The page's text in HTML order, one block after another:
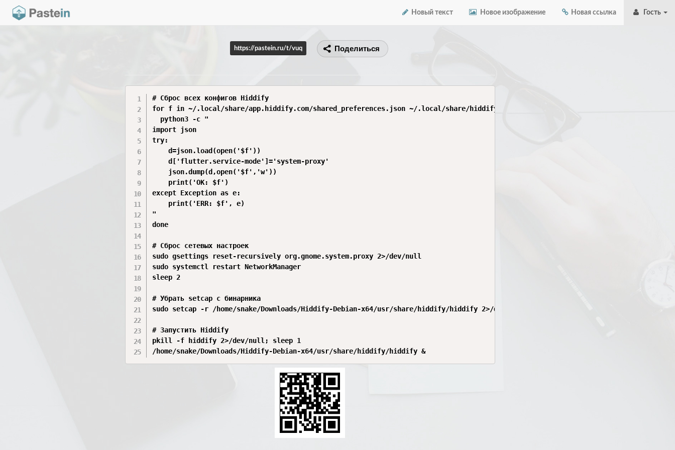
Новый текст Новое изображение Новая ссылка Гость
https://pastein.ru/t/vuq Поделиться
# Сброс всех конфигов Hiddify
for f in ~/.local/share/app.hiddify.com/shared_preferences.json ~/.local/share/hiddify/shared_preferences.json; do
  python3 -c "
import json
try:
    d=json.load(open('$f'))
    d['flutter.service-mode']='system-proxy'
    json.dump(d,open('$f','w'))
    print('OK: $f')
except Exception as e:
    print('ERR: $f', e)
"
done
# Сброс сетевых настроек
sudo gsettings reset-recursively org.gnome.system.proxy 2>/dev/null
sudo systemctl restart NetworkManager
sleep 2
# Убрать setcap с бинарника
sudo setcap -r /home/snake/Downloads/Hiddify-Debian-x64/usr/share/hiddify/hiddify 2>/dev/null
# Запустить Hiddify
pkill -f hiddify 2>/dev/null; sleep 1
/home/snake/Downloads/Hiddify-Debian-x64/usr/share/hiddify/hiddify &